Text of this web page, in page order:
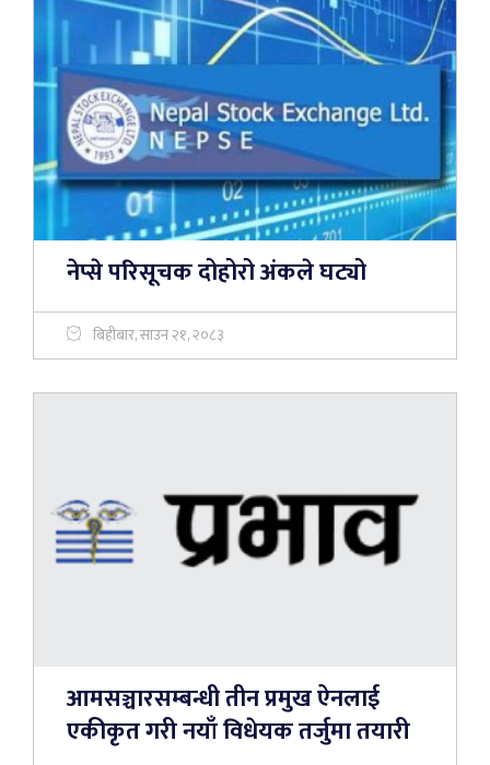
नेप्से परिसूचक दोहोरो अंकले घट्यो
बिहीबार, साउन २१, २०८३
आमसञ्चारसम्बन्धी तीन प्रमुख ऐनलाई
एकीकृत गरी नयाँ विधेयक तर्जुमा तयारी